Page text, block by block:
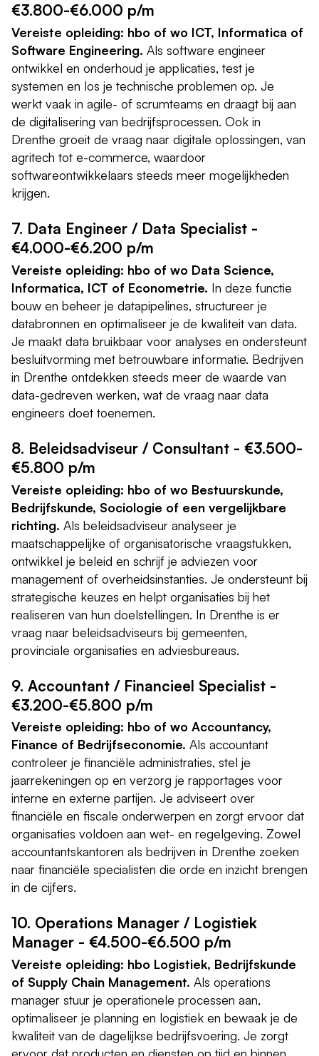
€3.800-€6.000 p/m
Vereiste opleiding: hbo of wo ICT, Informatica of
Software Engineering. Als software engineer
ontwikkel en onderhoud je applicaties, test je
systemen en los je technische problemen op. Je
werkt vaak in agile- of scrumteams en draagt bij aan
de digitalisering van bedrijfsprocessen. Ook in
Drenthe groeit de vraag naar digitale oplossingen, van
agritech tot e-commerce, waardoor
softwareontwikkelaars steeds meer mogelijkheden
krijgen.
7. Data Engineer / Data Specialist -
€4.000-€6.200 p/m
Vereiste opleiding: hbo of wo Data Science,
Informatica, ICT of Econometrie. In deze functie
bouw en beheer je datapipelines, structureer je
databronnen en optimaliseer je de kwaliteit van data.
Je maakt data bruikbaar voor analyses en ondersteunt
besluitvorming met betrouwbare informatie. Bedrijven
in Drenthe ontdekken steeds meer de waarde van
data-gedreven werken, wat de vraag naar data
engineers doet toenemen.
8. Beleidsadviseur / Consultant - €3.500-
€5.800 p/m
Vereiste opleiding: hbo of wo Bestuurskunde,
Bedrijfskunde, Sociologie of een vergelijkbare
richting. Als beleidsadviseur analyseer je
maatschappelijke of organisatorische vraagstukken,
ontwikkel je beleid en schrijf je adviezen voor
management of overheidsinstanties. Je ondersteunt bij
strategische keuzes en helpt organisaties bij het
realiseren van hun doelstellingen. In Drenthe is er
vraag naar beleidsadviseurs bij gemeenten,
provinciale organisaties en adviesbureaus.
9. Accountant / Financieel Specialist -
€3.200-€5.800 p/m
Vereiste opleiding: hbo of wo Accountancy,
Finance of Bedrijfseconomie. Als accountant
controleer je financiële administraties, stel je
jaarrekeningen op en verzorg je rapportages voor
interne en externe partijen. Je adviseert over
financiële en fiscale onderwerpen en zorgt ervoor dat
organisaties voldoen aan wet- en regelgeving. Zowel
accountantskantoren als bedrijven in Drenthe zoeken
naar financiële specialisten die orde en inzicht brengen
in de cijfers.
10. Operations Manager / Logistiek
Manager - €4.500-€6.500 p/m
Vereiste opleiding: hbo Logistiek, Bedrijfskunde
of Supply Chain Management. Als operations
manager stuur je operationele processen aan,
optimaliseer je planning en logistiek en bewaak je de
kwaliteit van de dagelijkse bedrijfsvoering. Je zorgt